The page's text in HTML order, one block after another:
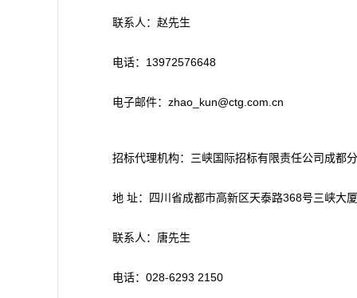
联系人：赵先生
电话：13972576648
电子邮件：zhao_kun@ctg.com.cn
招标代理机构：三峡国际招标有限责任公司成都
地 址：四川省成都市高新区天泰路368号三峡大
联系人：唐先生
电话：028-6293 2150